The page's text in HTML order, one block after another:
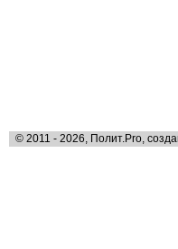
© 2011 - 2026, Полит.Pro,